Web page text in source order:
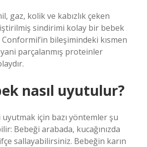
gaz, kolik ve kabızlık çeken
sindirimi kolay bir bebek
bileşimindeki kısmen
parçalanmış proteinler
nasıl uyutulur?
için bazı yöntemler şu
Bebeği arabada, kucağınızda
sallayabilirsiniz. Bebeğin karın